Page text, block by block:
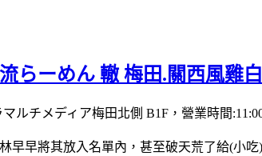
らーめん 轍 梅田.關西風雞
ルチメディア梅田北側 B1F，營業時間
早將其放入名單內，甚至破天荒了給(小